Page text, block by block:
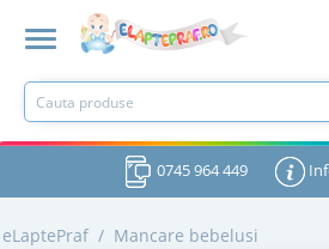
0745 964 449
eLaptePraf / Mancare bebelusi